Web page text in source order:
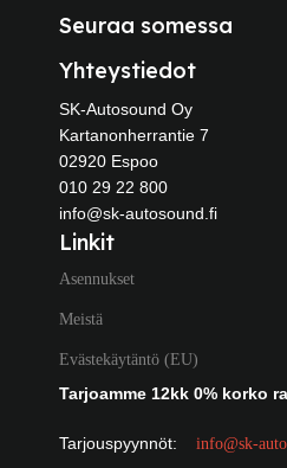
Seuraa somessa
Yhteystiedot
SK-Autosound Oy
Kartanonherrantie 7
02920 Espoo
010 29 22 800
info@sk-autosound.fi
Linkit
Asennukset
Meistä
Evästekäytäntö (EU)
Tarjoamme 12kk 0% korko
Tarjouspyynnöt: info@sk-